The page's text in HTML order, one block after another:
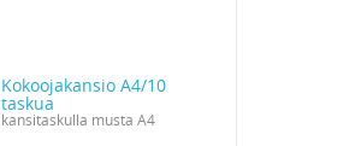
Kokoojakansio A4/10
taskua
kansitaskulla musta A4